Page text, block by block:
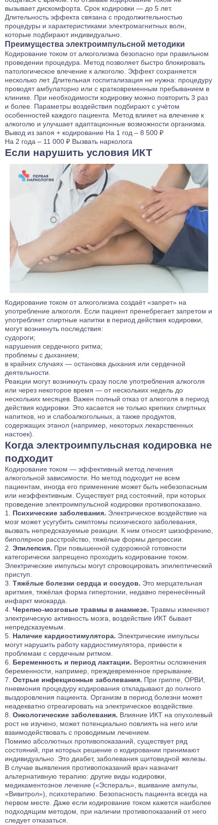
вызывает дискомфорта. Срок кодировки — до 5 лет.
Длительность эффекта связана с продолжительностью
процедуры и характеристиками электромагнитных волн,
которые подбирают индивидуально.
Преимущества электроимпульсной методики
Кодирование током от алкоголизма безопасно при правильном
проведении процедура. Метод позволяет быстро блокировать
патологическое влечение к алкоголю. Эффект сохраняется
несколько лет. Длительная госпитализация не нужна: процедуру
проводят амбулаторно или с кратковременным пребыванием в
клинике. При необходимости кодировку можно повторить 3 раз
и более. Параметры воздействия подбирают с учётом
особенностей каждого пациента. Метод влияет на влечение к
алкоголю и улучшает адаптационные возможности организма.
Вывод из запоя + кодирование На 1 год – 8 500 ₽
На 2 года – 11 000 ₽ Вызвать нарколога
Если нарушить условия ИКТ
Кодирование током от алкоголизма создаёт «запрет» на
употребление алкоголя. Если пациент пренебрегает запретом и
употребляет спиртные напитки в период действия кодировки,
могут возникнуть последствия:
судороги;
нарушения сердечного ритма;
проблемы с дыханием;
в крайних случаях — остановка дыхания или сердечной
деятельности.
Реакции могут возникнуть сразу после употребления алкоголя
или через некоторое время — от нескольких недель до
нескольких месяцев. Важен полный отказ от алкоголя в период
действия кодировки. Это касается не только крепких спиртных
напитков, но и слабоалкогольных, а также продуктов,
содержащих этанол (например, некоторых лекарственных
настоек).
Когда электроимпульсная кодировка не
подходит
Кодирование током — эффективный метод лечения
алкогольной зависимости . Но метод подходит не всем
пациентам, иногда его применение может быть небезопасным
или неэффективным. Существует ряд состояний, при которых
проведение электроимпульсной кодировки противопоказано.
Психические заболевания. Электрическое воздействие на
мозг может усугубить симптомы психического заболевания,
вызвать непредсказуемые реакции. К ним относят шизофрению,
биполярное расстройство, тяжёлые формы депрессии.
Эпилепсия. При повышенной судорожной готовности
категорически запрещено проходить кодирование током.
Электрические импульсы могут спровоцировать эпилептический
приступ.
Тяжёлые болезни сердца и сосудов. Это мерцательная
аритмия, тяжёлая форма гипертонии, недавно перенесённый
инфаркт миокарда.
Черепно-мозговые травмы в анамнезе. Травмы изменяют
электрическую активность мозга, воздействие ИКТ бывает
непредсказуемым.
Наличие кардиостимулятора. Электрические импульсы
могут нарушить работу кардиостимулятора, привести к
проблемам с сердечным ритмом.
Беременность и период лактации. Вероятны осложнения
беременности, например, преждевременное прерывание.
Острые инфекционные заболевания. При гриппе, ОРВИ,
пневмония процедуру кодирования откладывают до полного
выздоровления пациента. Организм в период болезни может
неадекватно отреагировать на электрическое воздействие.
Онкологические заболевания. Влияние ИКТ на опухолевый
рост не изучено, может потенциально повлиять на него или
взаимодействовать с проводимым лечением.
Помимо абсолютных противопоказаний, существует ряд
состояний, при которых решение о кодировании принимают
индивидуально. Это диабет, заболевания щитовидной железы.
В случае выявления противопоказаний врач назначит
альтернативную терапию: другие виды кодировки
медикаментозное лечение («Эспераль» вшивание ампулы
«Вивитрол»), психотерапию. Безопасность пациента всегда на
первом месте. Даже если кодирование током кажется наиболее
подходящим методом, при наличии противопоказаний от него
следует отказаться.